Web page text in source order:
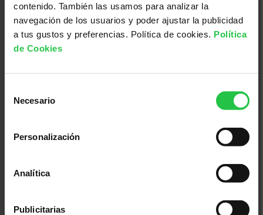
contenido. También las usamos para analizar la
navegación de los usuarios y poder ajustar la publicidad
a tus gustos y preferencias. Política de cookies. Política
de Cookies
Necesario
Personalización
Analítica
Publicitarias
Sopar Solidari Contra el Càncer -